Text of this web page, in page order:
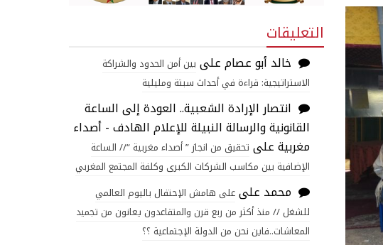
التعليقات
خالد أبو عصامعلى بين أمن الحدود والشراكة
الاستراتيجية: قراءة في أحداث سبتة ومليلية
انتصار الإرادة الشعبية.. العودة إلى الساعة
القانونية والرسالة النبيلة للإعلام الهادف - أصداء
مغربيةعلى تحقيق من انجاز ” أصداء مغربية “// الساعة
الإضافية بين مكاسب الشركات الكبرى وكلفة المجتمع المغربي
محمد على على هامش الإحتفال باليوم العالمي
للشغل // منذ أكثر من ربع قرن والمتقاعدون يعانون من تجميد
المعاشات..فاين نحن من الدولة الإجتماعية ؟؟